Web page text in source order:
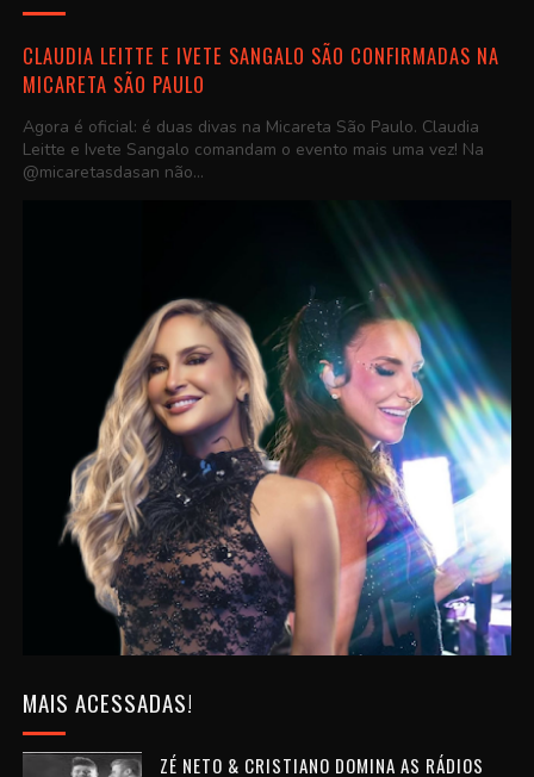
CLAUDIA LEITTE E IVETE SANGALO SÃO CONFIRMADAS NA
MICARETA SÃO PAULO
Agora é oficial: é duas divas na Micareta São Paulo. Claudia
Leitte e Ivete Sangalo comandam o evento mais uma vez! Na
@micaretasdasan não...
MAIS ACESSADAS!
ZÉ NETO & CRISTIANO DOMINA AS RÁDIOS